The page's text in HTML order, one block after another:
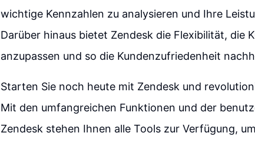
wichtige Kennzahlen zu analysieren und Ihre
Darüber hinaus bietet Zendesk die Flexibilität, die
anzupassen und so die Kundenzufriedenheit
Starten Sie noch heute mit Zendesk und
Mit den umfangreichen Funktionen und der
Zendesk stehen Ihnen alle Tools zur Verfügung,